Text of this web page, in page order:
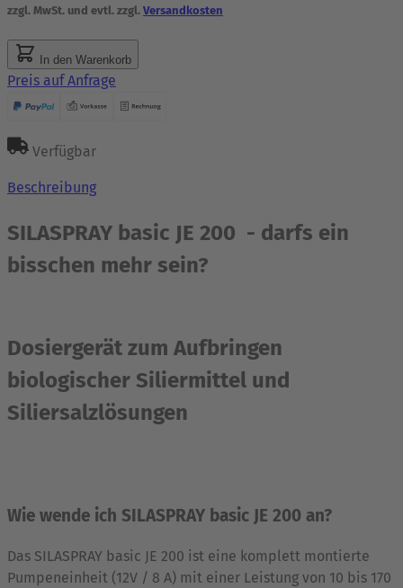
zzgl. MwSt. und evtl. zzgl.Versandkosten
In den Warenkorb
Preis auf Anfrage
Verfügbar
Beschreibung
SILASPRAY basic JE 200 - darfs ein
bisschen mehr sein?
Dosiergerät zum Aufbringen
biologischer Siliermittel und
Siliersalzlösungen
Wie wende ich SILASPRAY basic JE 200 an?
Das SILASPRAY basic JE 200 ist eine komplett montierte
Pumpeneinheit (12V / 8 A) mit einer Leistung von 10 bis 170